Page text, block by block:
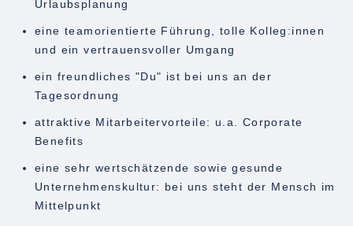
Urlaubsplanung
eine teamorientierte Führung, tolle Kolleg:innen
und ein vertrauensvoller Umgang
ein freundliches "Du" ist bei uns an der
Tagesordnung
attraktive Mitarbeitervorteile: u.a. Corporate
Benefits
eine sehr wertschätzende sowie gesunde
Unternehmenskultur: bei uns steht der Mensch im
Mittelpunkt